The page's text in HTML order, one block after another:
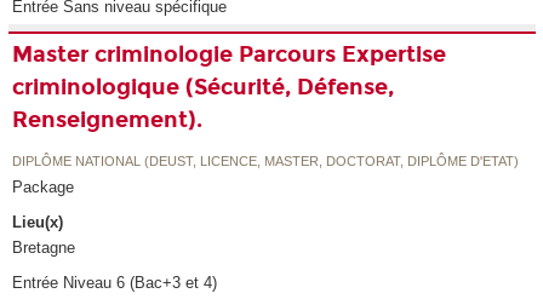
Entrée Sans niveau spécifique
Master criminologie Parcours Expertise
criminologique (Sécurité, Défense,
Renseignement).
DIPLÔME NATIONAL (DEUST, LICENCE, MASTER, DOCTORAT, DIPLÔME D'ETAT)
Package
Lieu(x)
Bretagne
Entrée Niveau 6 (Bac+3 et 4)